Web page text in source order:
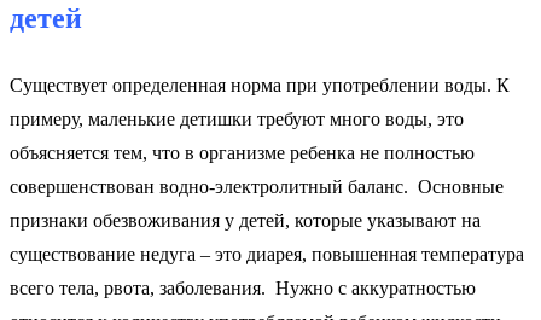
детей
Существует определенная норма при употреблении воды. К
примеру, маленькие детишки требуют много воды, это
объясняется тем, что в организме ребенка не полностью
совершенствован водно-электролитный баланс. Основные
признаки обезвоживания у детей, которые указывают на
существование недуга – это диарея, повышенная температура
всего тела, рвота, заболевания. Нужно с аккуратностью